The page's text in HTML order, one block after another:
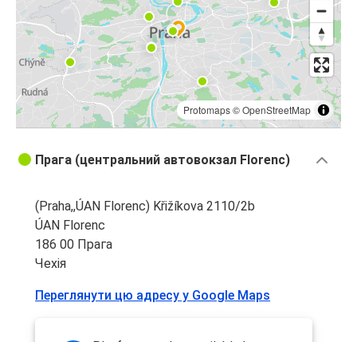
Protomaps©OpenStreetMap
Прага (центральний автовокзал Florenc)
(Praha,,ÚAN Florenc) Křižíkova 2110/2b
ÚAN Florenc
186 00 Прага
Чехія
Переглянути цю адресу у Google Maps